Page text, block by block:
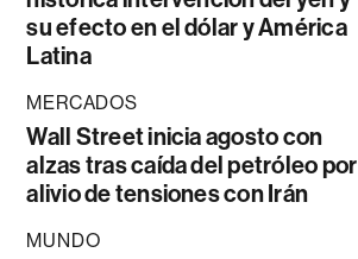
su efecto en el dólar y América
Latina
MERCADOS
Wall Street inicia agosto con
alzas tras caída del petróleo por
alivio de tensiones con Irán
MUNDO